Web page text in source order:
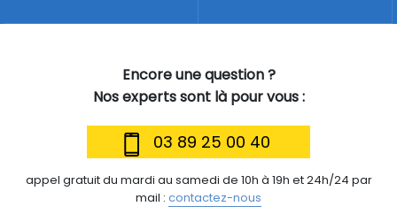
Encore une question ?
Nos experts sont là pour vous :
03 89 25 00 40
appel gratuit du mardi au samedi de 10h à 19h et 24h/24 par
mail : contactez-nous